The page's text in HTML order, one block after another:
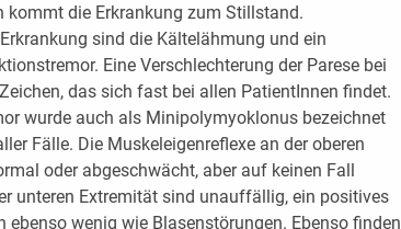
die Erkrankung zum Stillstand.
sind die Kältelähmung und ein
Eine Verschlechterung der Parese bei
das sich fast bei allen PatientInnen findet.
wurde auch als Minipolymyoklonus bezeichnet
Fälle. Die Muskeleigenreflexe an der oberen
oder abgeschwächt, aber auf keinen Fall
unteren Extremität sind unauffällig, ein positives
ebenso wenig wie Blasenstörungen. Ebenso finden